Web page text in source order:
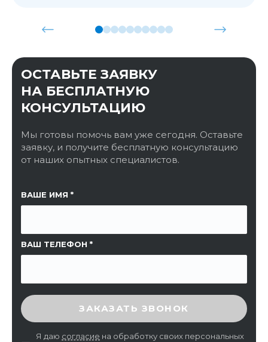
ОСТАВЬТЕ ЗАЯВКУ
НА БЕСПЛАТНУЮ
КОНСУЛЬТАЦИЮ
Мы готовы помочь вам уже сегодня. Оставьте
заявку, и получите бесплатную консультацию
от наших опытных специалистов.
ВАШЕ ИМЯ
ВАШ ТЕЛЕФОН
ССЫЛКА НА СТРАНИЦУ
ВВЕДИТЕ ПРОВЕРОЧНЫЙ КОД
ЗАКАЗАТЬ ЗВОНОК
Я даю согласие на обработку своих персональных